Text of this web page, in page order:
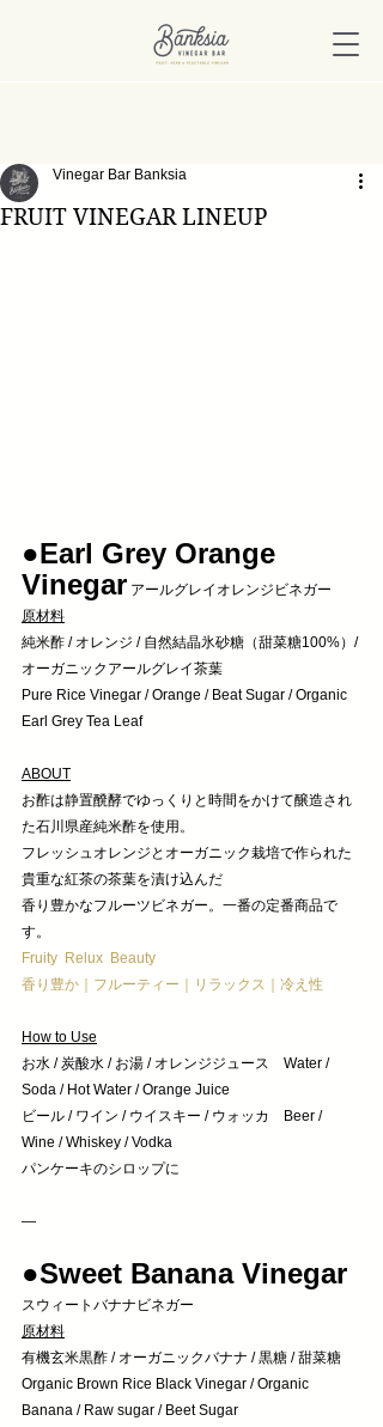
FRUIT VINEGAR LINEUP
Vinegar Bar Banksia
●Earl Grey Orange
Vinegar アールグレイオレンジビネガー
原材料
純米酢 / オレンジ / 自然結晶氷砂糖（甜菜糖100%）/
オーガニックアールグレイ茶葉
Pure Rice Vinegar / Orange / Beat Sugar / Organic
Earl Grey Tea Leaf
ABOUT
お酢は静置醗酵でゆっくりと時間をかけて醸造され
た石川県産純米酢を使用。
フレッシュオレンジとオーガニック栽培で作られた
貴重な紅茶の茶葉を漬け込んだ
香り豊かなフルーツビネガー。一番の定番商品で
す。
Fruity  Relux  Beauty
香り豊か｜フルーティー｜リラックス｜冷え性
How to Use
お水 / 炭酸水 / お湯 / オレンジジュース　Water /
Soda / Hot Water / Orange Juice
ビール / ワイン / ウイスキー / ウォッカ　Beer /
Wine / Whiskey / Vodka
パンケーキのシロップに
—
●Sweet Banana Vinegar
スウィートバナナビネガー
原材料
有機玄米黒酢 / オーガニックバナナ / 黒糖 / 甜菜糖
Organic Brown Rice Black Vinegar / Organic
Banana / Raw sugar / Beet Sugar